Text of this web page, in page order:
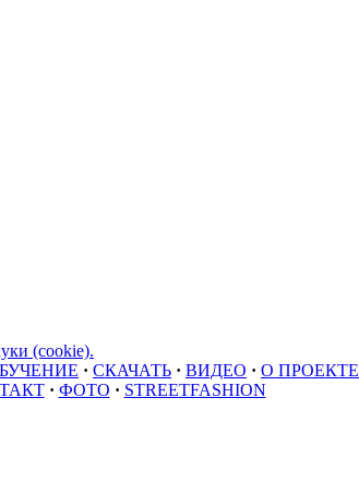
(cookie).
· СКАЧАТЬ · ВИДЕО · О ПРОЕКТЕ
· ФОТО · STREETFASHION